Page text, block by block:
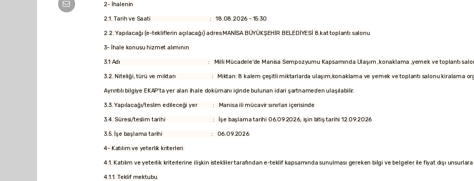
2- İhalenin
2.1. Tarih ve Saati : 18.08.2026 - 15:30
2.2. Yapılacağı (e-tekliflerin açılacağı) adres:MANİSA BÜYÜKŞEHİR BELEDİYESİ 8.kat toplantı salonu
3- İhale konusu hizmet alımının
3.1 Adı : Milli Mücadele’de Manisa Sempozyumu Kapsamında Ulaşım ,konaklama ,yemek ve toplantı salonu
3.2. Niteliği, türü ve miktarı : Miktarı: 8 kalem çeşitli miktarlarda ulaşım,konaklama ve yemek ve toplantı salonu kiralama
Ayrıntılı bilgiye EKAP’ta yer alan ihale dokümanı içinde bulunan idari şartnameden ulaşılabilir.
3.3. Yapılacağı/teslim edileceği yer : Manisa ili mücavir sınırları içerisinde
3.4. Süresi/teslim tarihi : İşe başlama tarihi 06.09.2026, işin bitiş tarihi 12.09.2026
3.5. İşe başlama tarihi : 06.09.2026
4- Katılım ve yeterlik kriterleri:
4.1. Katılım ve yeterlik kriterlerine ilişkin istekliler tarafından e-teklif kapsamında sunulması gereken bilgi ve belgeler ile fiyat dışı
4.1.1. Teklif mektubu.